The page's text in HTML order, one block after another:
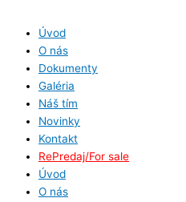
Úvod
O nás
Dokumenty
Galéria
Náš tím
Novinky
Kontakt
RePredaj/For sale
Úvod
O nás
900,00 €.